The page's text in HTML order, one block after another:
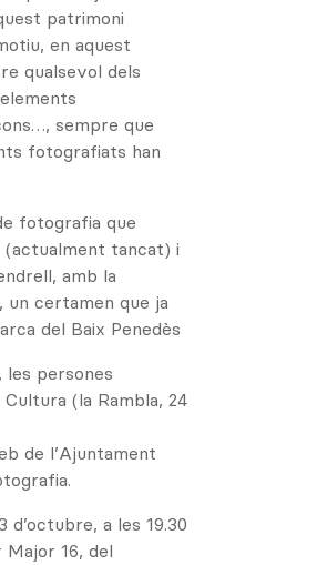
patrimoni
en aquest
qualsevol dels
sempre que
fotografiats han
fotografia que
(actualment tancat) i
amb la
un certamen que ja
del Baix Penedès
les persones
(la Rambla, 24
de l’Ajuntament
a les 19.30
Major 16, del